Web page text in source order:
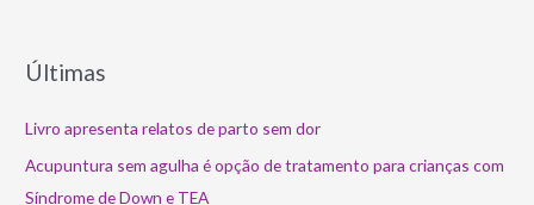
Últimas
Livro apresenta relatos de parto sem dor
Acupuntura sem agulha é opção de tratamento para crianças com
Síndrome de Down e TEA